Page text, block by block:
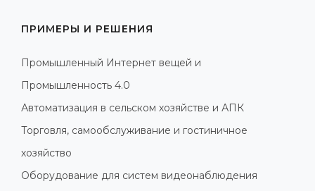
ПРИМЕРЫ И РЕШЕНИЯ
Промышленный Интернет вещей и
Промышленность 4.0
Автоматизация в сельском хозяйстве и АПК
Торговля, самообслуживание и гостиничное
хозяйство
Оборудование для систем видеонаблюдения